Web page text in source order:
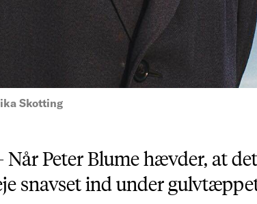
Skotting
Peter Blume hævder, at
snavset ind under